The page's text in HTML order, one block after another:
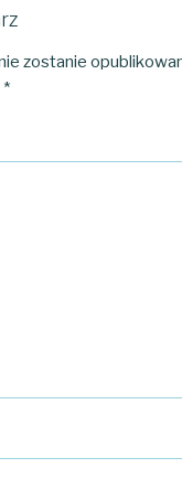
zostanie
*